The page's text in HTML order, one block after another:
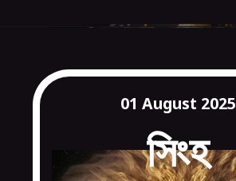
সিংহ
01 August 2025